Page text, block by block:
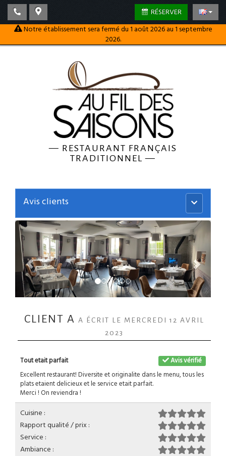
RÉSERVER
Notre établissement sera fermé du 1 août 2026 au 1 septembre
2026.
— RESTAURANT FRANÇAIS
TRADITIONNEL—
Menu
principal
Avis clients
CLIENT A A ÉCRIT LE MERCREDI 12 AVRIL
2023
Avis vérifié
Tout etait parfait
Excellent restaurant! Diversite et originalite dans le menu, tous les
plats etaient delicieux et le service etait parfait.
Merci ! On reviendra !
Cuisine :
Rapport qualité / prix :
Service :
Ambiance :